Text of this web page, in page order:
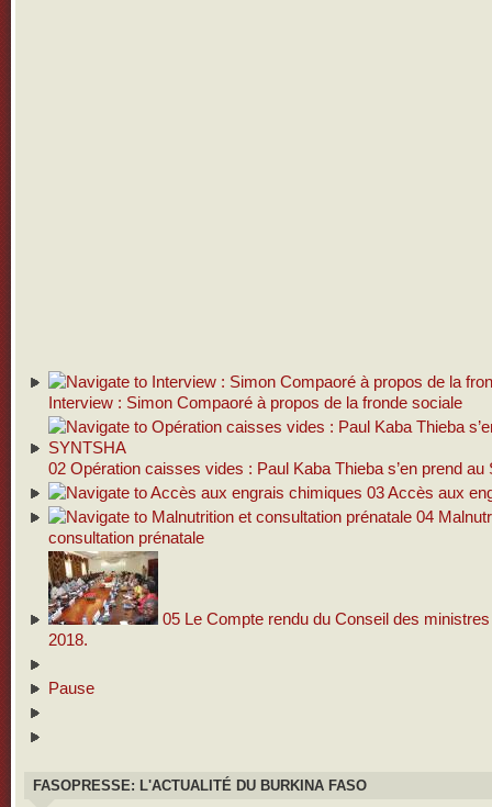
Interview : Simon Compaoré à propos de la fronde sociale
02 Opération caisses vides : Paul Kaba Thieba s’en prend au
03Accès aux
04
consultation prénatale
05 Le Compte rendu du Conseil des
2018.
Pause
FASOPRESSE: L'ACTUALITÉ DU BURKINA FASO